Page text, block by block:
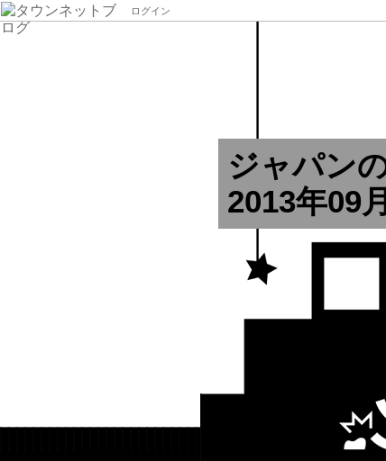
ログイン
ジャパン
2013年09月